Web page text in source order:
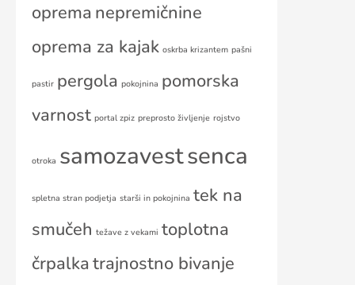
oprema nepremičnine
oprema za kajak oskrba krizantem pašni
pastir pergola pokojnina pomorska
varnost portal zpiz preprosto življenje rojstvo
otroka samozavestsenca
spletna stran podjetja starši in pokojnina tek na
smučeh težave z vekami toplotna
črpalka trajnostno bivanje